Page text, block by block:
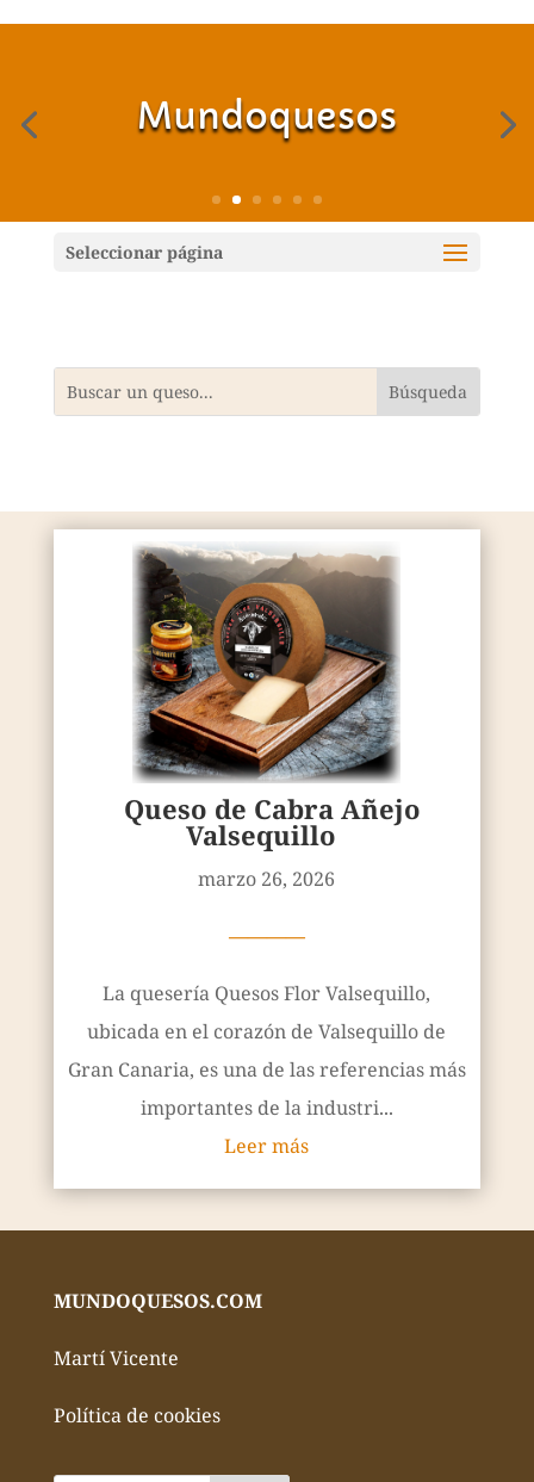
Mundoquesos
Seleccionar página
Queso de Cabra Añejo
Valsequillo
marzo 26, 2026
————
La quesería Quesos Flor Valsequillo,
ubicada en el corazón de Valsequillo de
Gran Canaria, es una de las referencias más
importantes de la industri...
Leer más
MUNDOQUESOS.COM
Martí Vicente
Política de cookies